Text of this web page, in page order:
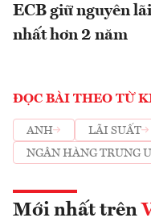
ECB giữ nguyên
nhất hơn 2 năm
ĐỌC BÀI THEO TỪ
ANH
LÃI SUẤT
NGÂN HÀNG TRUNG
Mới nhất trên